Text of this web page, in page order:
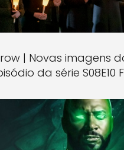
| Novas imagens
da série S08E10